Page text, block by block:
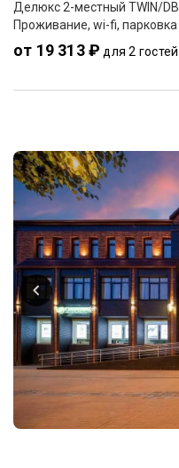
Делюкс 2-местный TWIN/DBL
от 19 313 ₽ для 2 гостей